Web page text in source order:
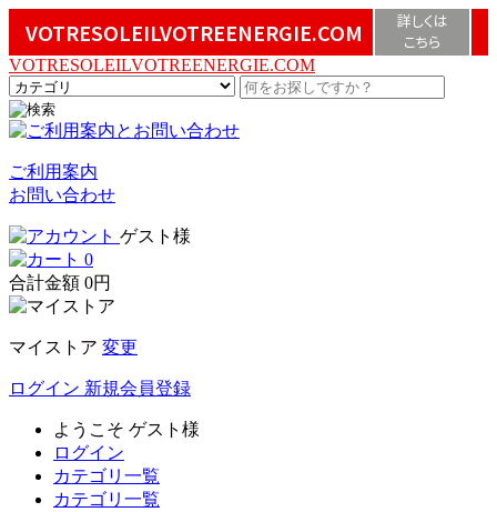
VOTRESOLEILVOTREENERGIE.COM
詳しくは
こちら
VOTRESOLEILVOTREENERGIE.COM
ご利用案内
お問い合わせ
ゲスト様
0
合計金額 0円
マイストア 変更
ログイン 新規会員登録
ようこそ ゲスト様
ログイン
カテゴリ一覧
カテゴリ一覧